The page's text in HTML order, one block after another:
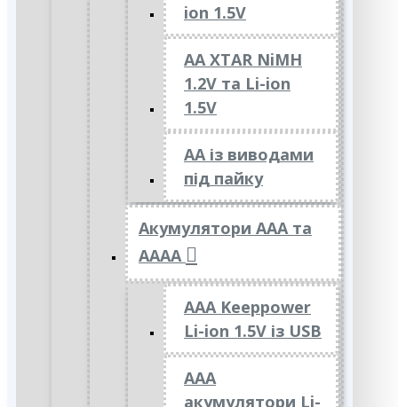
ion 1.5V
AA XTAR NiMH
1.2V та Li-ion
1.5V
АА із виводами
під пайку
Акумулятори ААА та
АААА
AAA Keeppower
Li-ion 1.5V із USB
ААА
акумулятори Li-